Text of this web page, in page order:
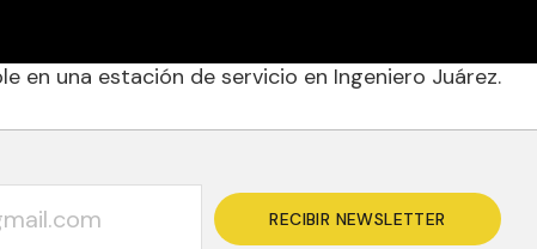
en una estación de servicio en Ingeniero Juárez.
RECIBIR NEWSLETTER